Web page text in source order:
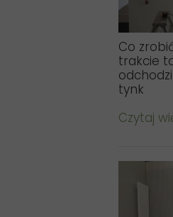
Co
trakcie
tynk
Czytaj